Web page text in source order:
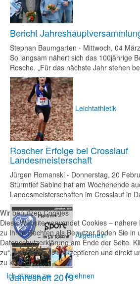
Bericht
Stephan Baumgarten - Mittwoch, 04
So langsam nähert sich das 100jährige
Rosche. „Für das nächste Jahr stehen
Leichtathletik
Roscher Erfolge bei Crosslauf
Landesmeisterschaft
Jürgen Romanski - Donnerstag, 20
Sturmtief Sabine hat am Wochenende
Landesmeisterschaften im Crosslauf in
Allgemein
Jahresheft 2019
Wir benutzen Cookies
Diese Website verwendet Cookies –
zu Ihren Rechten als Benutzer finden Sie in
Datenschutzerklärung am Ende der Seite.
zu“, um Cookies zu akzeptieren und direkt
zu können.
Ich stimme zu
Ablehnen